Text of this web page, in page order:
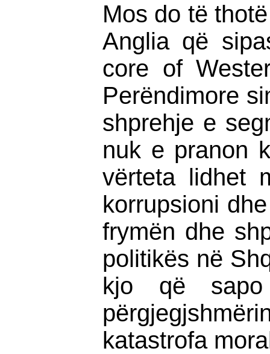
Mos do të
Anglia që
core of
Perëndimore
shprehje e
nuk e pranon
vërteta lidhet
korrupsioni
frymën dhe
politikës në
kjo që
katastrofa